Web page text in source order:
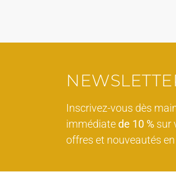
Inscrivez-vous dès
immédiatede 10 % sur
offres et nouveautés